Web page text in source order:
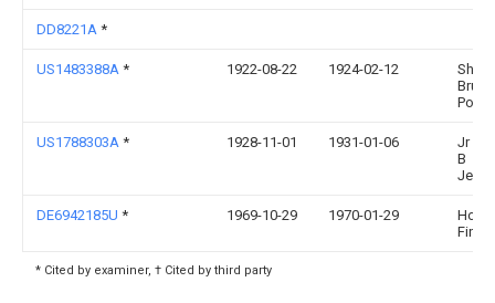
DD8221A *
US1483388A * 1922-08-22 1924-02-12
Bruce
US1788303A * 1928-11-01 1931-01-06
Jr
B
DE6942185U * 1969-10-29 1970-01-29
Horst
Find
* Cited by examiner, † Cited by third party